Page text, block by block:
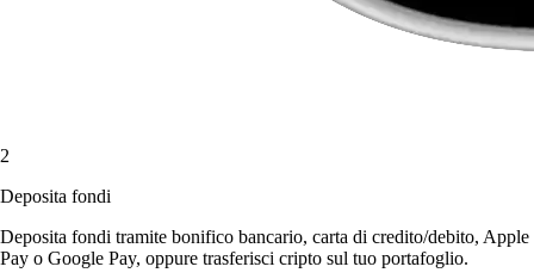
2
Deposita fondi
Deposita fondi tramite bonifico bancario, carta di credito/debito, Apple
Pay o Google Pay, oppure trasferisci cripto sul tuo portafoglio.